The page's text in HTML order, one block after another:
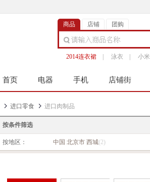
商品 店铺 团购
2014连衣裙 泳衣 小米
首页 电器 手机 店铺街
进口零食 进口肉制品
按条件筛选
按地区： 中国 北京市 西城(2)